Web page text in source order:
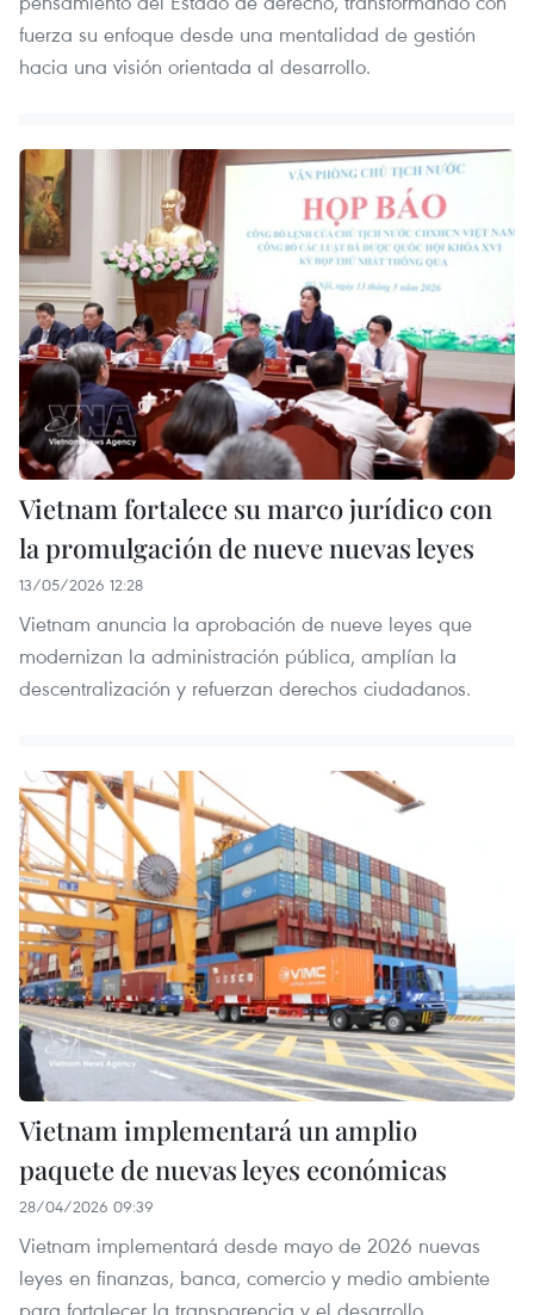
fuerza su enfoque desde una mentalidad de gestión
hacia una visión orientada al desarrollo.
Vietnam fortalece su marco jurídico con
la promulgación de nueve nuevas leyes
13/05/2026 12:28
Vietnam anuncia la aprobación de nueve leyes que
modernizan la administración pública, amplían la
descentralización y refuerzan derechos ciudadanos.
Vietnam implementará un amplio
paquete de nuevas leyes económicas
28/04/2026 09:39
Vietnam implementará desde mayo de 2026 nuevas
leyes en finanzas, banca, comercio y medio ambiente